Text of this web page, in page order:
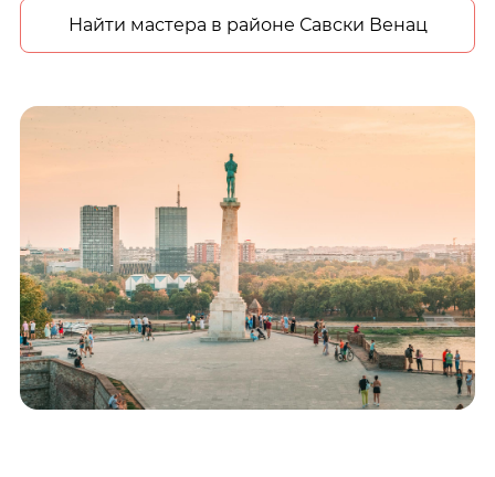
Найти мастера в районе Савски Венац